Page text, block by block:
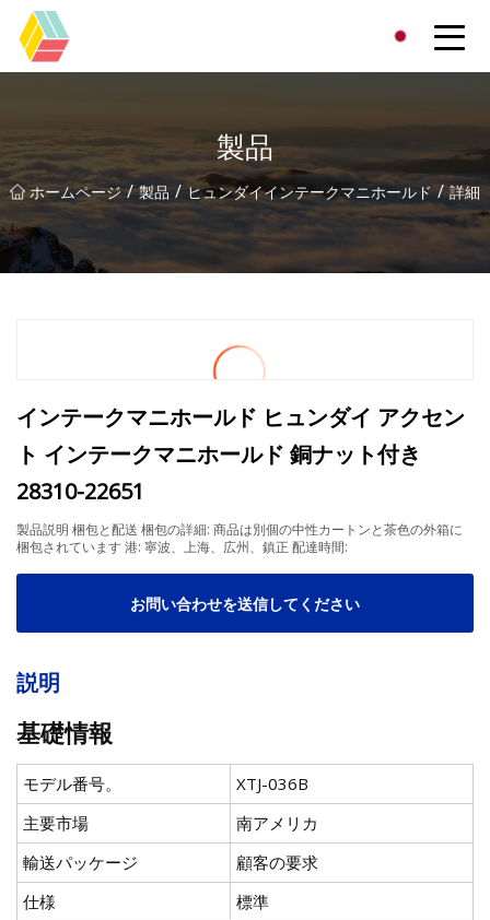
製品
ホームページ / 製品 / ヒュンダイインテークマニホールド / 詳細
インテークマニホールド ヒュンダイ アクセン
ト インテークマニホールド 銅ナット付き
28310-22651
製品説明 梱包と配送 梱包の詳細: 商品は別個の中性カートンと茶色の外箱に
梱包されています 港: 寧波、上海、広州、鎮正 配達時間:
お問い合わせを送信してください
説明
基礎情報
モデル番号。
XTJ-036B
主要市場
南アメリカ
輸送パッケージ
顧客の要求
仕様
標準